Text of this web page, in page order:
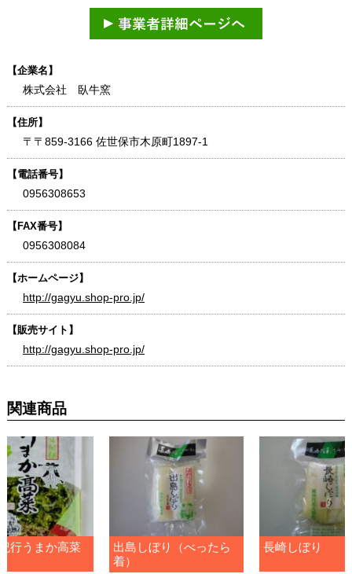
【企業名】
株式会社 臥牛窯
【住所】
〒〒859-3166 佐世保市木原町1897-1
【電話番号】
0956308653
【FAX番号】
0956308084
【ホームページ】
http://gagyu.shop-pro.jp/
【販売サイト】
http://gagyu.shop-pro.jp/
関連商品
行うまか高菜
出島しぼり（べったら
着）
長崎しぼり